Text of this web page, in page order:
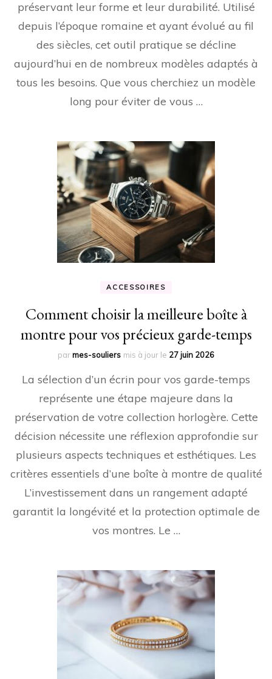
préservant leur forme et leur durabilité. Utilisé
depuis l’époque romaine et ayant évolué au fil
des siècles, cet outil pratique se décline
aujourd’hui en de nombreux modèles adaptés à
tous les besoins. Que vous cherchiez un modèle
long pour éviter de vous …
ACCESSOIRES
Comment choisir la meilleure boîte à
montre pour vos précieux garde-temps
parmes-souliers mis à jour le 27 juin 2026
La sélection d’un écrin pour vos garde-temps
représente une étape majeure dans la
préservation de votre collection horlogère. Cette
décision nécessite une réflexion approfondie sur
plusieurs aspects techniques et esthétiques. Les
critères essentiels d’une boîte à montre de qualité
L’investissement dans un rangement adapté
garantit la longévité et la protection optimale de
vos montres. Le …